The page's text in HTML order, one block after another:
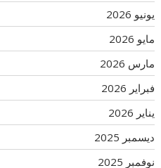
يونيو 2026
مايو 2026
مارس 2026
فبراير 2026
يناير 2026
ديسمبر 2025
نوفمبر 2025